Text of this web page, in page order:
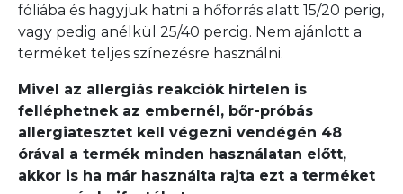
fóliába és hagyjuk hatni a hőforrás alatt 15/20 perig,
vagy pedig anélkül 25/40 percig. Nem ajánlott a
terméket teljes színezésre használni.
Mivel az allergiás reakciók hirtelen is
felléphetnek az embernél, bőr-próbás
allergiatesztet kell végezni vendégén 48
órával a termék minden használatan előtt,
akkor is ha már használta rajta ezt a terméket